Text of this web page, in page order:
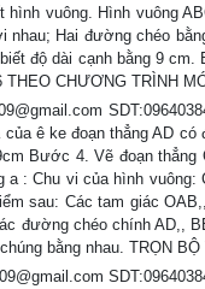
hình vuông. Hình vuông
nhau; Hai đường chéo
độ dài cạnh bằng 9
THEO CHƯƠNG TRÌNH
của ê ke đoạn thẳng AD
Bước 4. Vẽ đoạn
a : Chu vi của hình
sau: Các tam giác
đường chéo chính AD,,
bằng nhau. TRỌN